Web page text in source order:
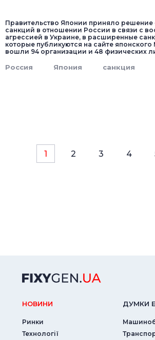
Правительство Японии приняло решение
санкций в отношении России в связи с
агрессией в Украине, в расширенные
которые публикуются на сайте
вошли 94 организации и 48 физических
Россия Япония санкция
1 2 3 4
НОВИНИ
Ринки
Технології
ДУМКИ